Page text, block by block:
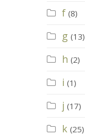
f (8)
g (13)
h (2)
i (1)
j (17)
k (25)